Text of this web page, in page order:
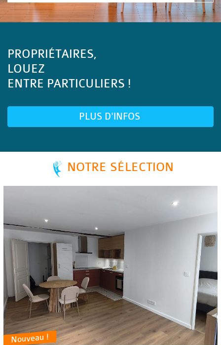
PROPRIÉTAIRES,
LOUEZ
ENTRE PARTICULIERS !
PLUS D'INFOS
NOTRE SÉLECTION
Nouveau !